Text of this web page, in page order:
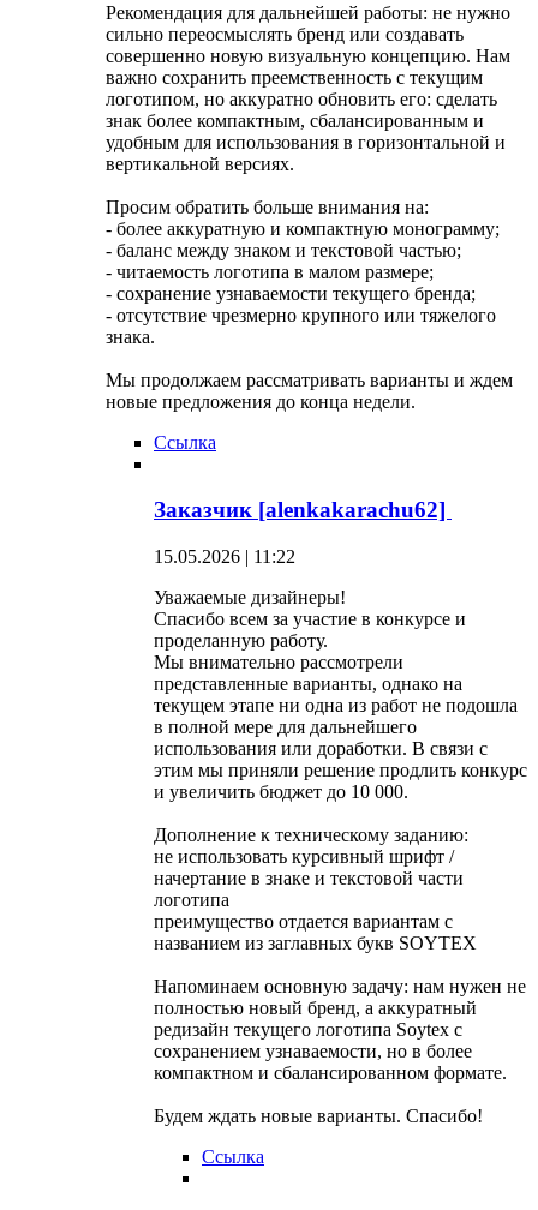
Рекомендация для дальнейшей работы: не нужно
сильно переосмыслять бренд или создавать
совершенно новую визуальную концепцию. Нам
важно сохранить преемственность с текущим
логотипом, но аккуратно обновить его: сделать
знак более компактным, сбалансированным и
удобным для использования в горизонтальной и
вертикальной версиях.
Просим обратить больше внимания на:
- более аккуратную и компактную монограмму;
- баланс между знаком и текстовой частью;
- читаемость логотипа в малом размере;
- сохранение узнаваемости текущего бренда;
- отсутствие чрезмерно крупного или тяжелого
знака.
Мы продолжаем рассматривать варианты и ждем
новые предложения до конца недели.
Ссылка
Заказчик [alenkakarachu62]
15.05.2026 | 11:22
Уважаемые дизайнеры!
Спасибо всем за участие в конкурсе и
проделанную работу.
Мы внимательно рассмотрели
представленные варианты, однако на
текущем этапе ни одна из работ не подошла
в полной мере для дальнейшего
использования или доработки. В связи с
этим мы приняли решение продлить конкурс
и увеличить бюджет до 10 000.
Дополнение к техническому заданию:
не использовать курсивный шрифт /
начертание в знаке и текстовой части
логотипа
преимущество отдается вариантам с
названием из заглавных букв SOYTEX
Напоминаем основную задачу: нам нужен не
полностью новый бренд, а аккуратный
редизайн текущего логотипа Soytex с
сохранением узнаваемости, но в более
компактном и сбалансированном формате.
Будем ждать новые варианты. Спасибо!
Ссылка